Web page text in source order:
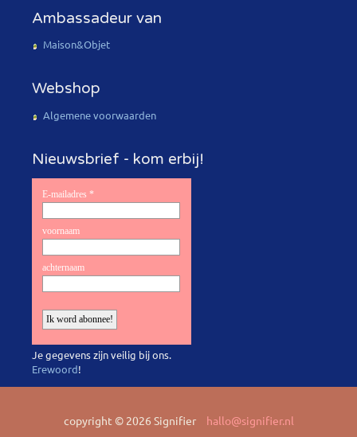
Ambassadeur van
Maison&Objet
Webshop
Algemene voorwaarden
Nieuwsbrief - kom erbij!
Je gegevens zijn veilig bij ons.
Erewoord!
copyright © 2026 Signifier hallo@signifier.nl